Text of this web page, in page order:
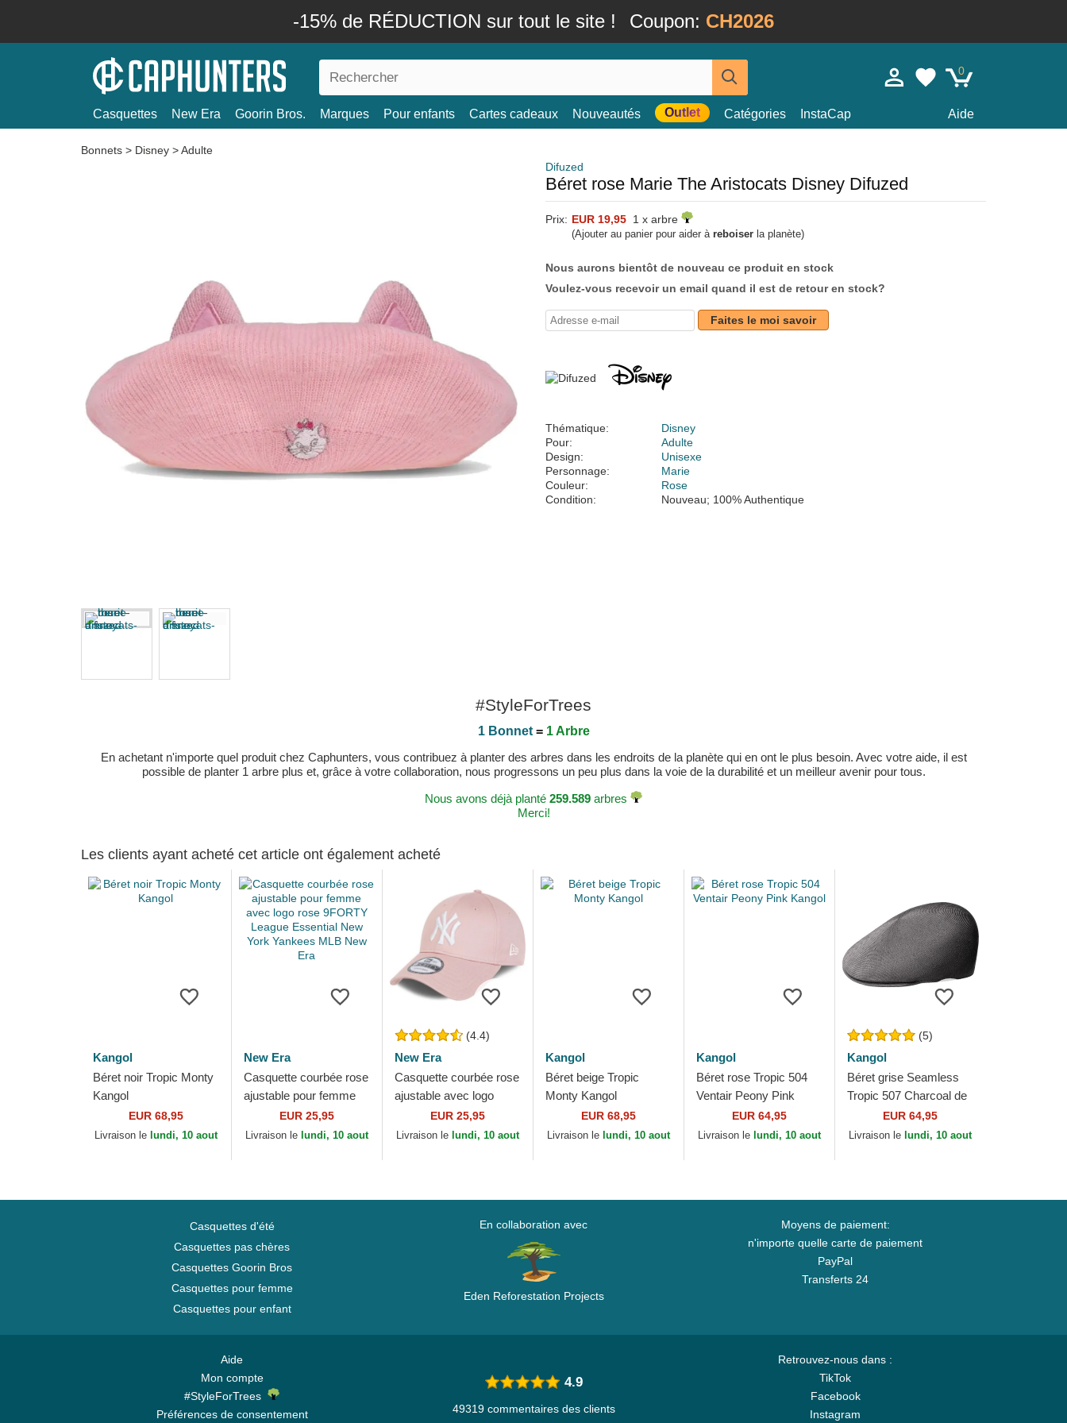
-15% de RÉDUCTION sur tout le site ! Coupon: CH2026
0
Casquettes New Era Goorin Bros. Marques Pour enfants Cartes cadeaux Nouveautés Outlet Catégories InstaCap Aide
Bonnets > Disney >Adulte
Difuzed
Béret rose Marie The Aristocats Disney Difuzed
Prix: EUR 19,95 1 x arbre
(Ajouter au panier pour aider à reboiser la planète)
Nous aurons bientôt de nouveau ce produit en stock
Voulez-vous recevoir un email quand il est de retour en stock?
Faites le moi savoir
Thématique:
Disney
Pour:
Adulte
Design:
Unisexe
Personnage:
Marie
Couleur:
Rose
Condition:
Nouveau; 100% Authentique
#StyleForTrees
1 Bonnet= 1 Arbre
En achetant n'importe quel produit chez Caphunters, vous contribuez à planter des arbres dans les endroits de la planète qui en ont le plus besoin. Avec votre aide, il est
possible de planter 1 arbre plus et, grâce à votre collaboration, nous progressons un peu plus dans la voie de la durabilité et un meilleur avenir pour tous.
Nous avons déjà planté 259.589 arbres
Merci!
Les clients ayant acheté cet article ont également acheté
Kangol
Béret noir Tropic Monty
Kangol
EUR 68,95
Livraison le lundi, 10 aout
New Era
Casquette courbée rose
ajustable pour femme
avec logo rose 9FORTY
League Essential New
EUR 25,95
Livraison le lundi, 10 aout
(4.4)
New Era
Casquette courbée rose
ajustable avec logo
blanche 9FORTY
League Essential New
EUR 25,95
Livraison le lundi, 10 aout
Kangol
Béret beige Tropic
Monty Kangol
EUR 68,95
Livraison le lundi, 10 aout
Kangol
Béret rose Tropic 504
Ventair Peony Pink
EUR 64,95
Livraison le lundi, 10 aout
(5)
Kangol
Béret grise Seamless
Tropic 507 Charcoal de
EUR 64,95
Livraison le lundi, 10 aout
Casquettes d'été
Casquettes pas chères
Casquettes Goorin Bros
Casquettes pour femme
Casquettes pour enfant
En collaboration avec
Eden Reforestation Projects
Moyens de paiement:
n'importe quelle carte de paiement
PayPal
Transferts 24
Aide
Mon compte
#StyleForTrees
Préférences de consentement
Retrouvez-nous dans :
TikTok
Facebook
Instagram
4.9
49319 commentaires des clients